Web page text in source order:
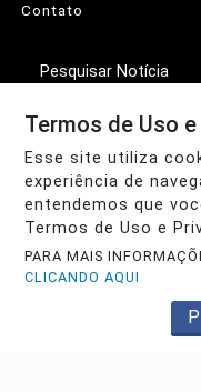
Contato
Pesquisar Notícia
© 2026 Sertão da
protegido pela
Termos de Uso
Esse site utiliza
experiência de
entendemos que
Termos de Uso e
PARA MAIS
CLICANDO AQUI